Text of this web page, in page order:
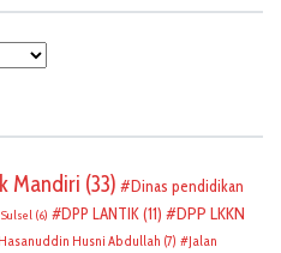
Mandiri (33)
Dinas pendidikan
(6) DPP LANTIK(11)
DPP LKKN
Hasanuddin Husni Abdullah (7)
Jalan